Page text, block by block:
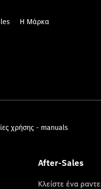
Η Μάρκα
χρήσης - manuals
After-Sales
Κλείστε ένα